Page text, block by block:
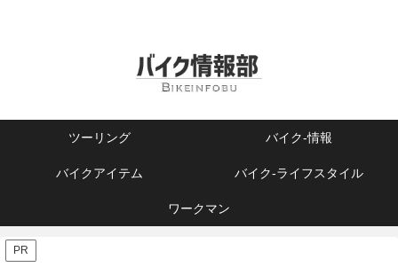
ツーリング バイク-情報
バイクアイテム バイク-ライフスタイル
ワークマン
PR